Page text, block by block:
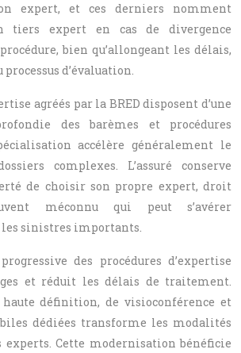
expert, et ces derniers nomment
tiers expert en cas de divergence
bien qu’allongeant les délais,
d’évaluation.
agréés par la BRED disposent d’une
des barèmes et procédures
accélère généralement le
complexes. L’assuré conserve
de choisir son propre expert, droit
méconnu qui peut s’avérer
sinistres importants.
des procédures d’expertise
et réduit les délais de traitement.
haute définition, de visioconférence et
dédiées transforme les modalités
experts. Cette modernisation bénéficie